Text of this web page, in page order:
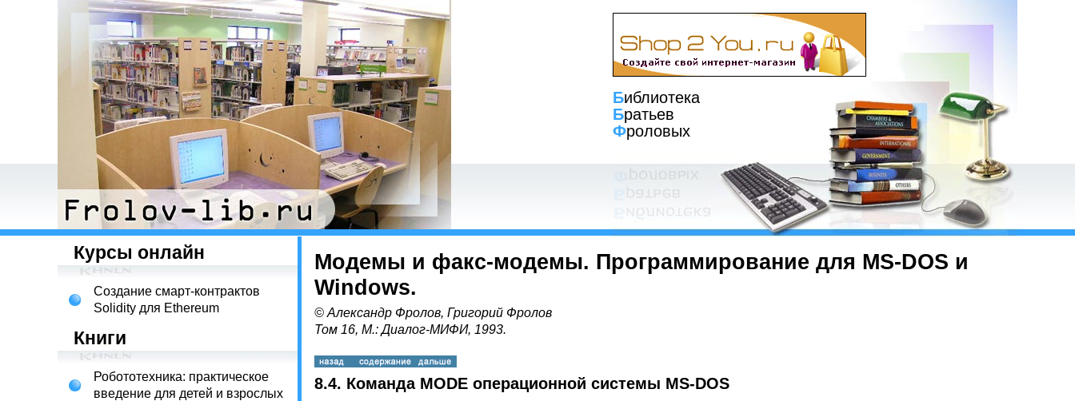
Библиотека
Братьев
Фроловых
Курсы онлайн
Создание смарт-контрактов
Solidity для Ethereum
Книги
Робототехника: практическое
введение для детей и взрослых
Модемы и факс-модемы. Программирование для MS-DOS и
Windows.
© Александр Фролов, Григорий Фролов
Том 16, М.: Диалог-МИФИ, 1993.
8.4. Команда MODE операционной системы MS-DOS